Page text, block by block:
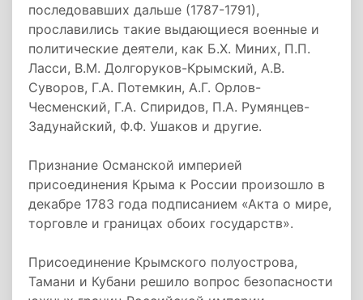
последовавших дальше (1787-1791),
прославились такие выдающиеся военные и
политические деятели, как Б.Х. Миних, П.П.
Ласси, В.М. Долгоруков-Крымский, А.В.
Суворов, Г.А. Потемкин, А.Г. Орлов-
Чесменский, Г.А. Спиридов, П.А. Румянцев-
Задунайский, Ф.Ф. Ушаков и другие.
Признание Османской империей
присоединения Крыма к России произошло в
декабре 1783 года подписанием «Акта о мире,
торговле и границах обоих государств».
Присоединение Крымского полуострова,
Тамани и Кубани решило вопрос безопасности